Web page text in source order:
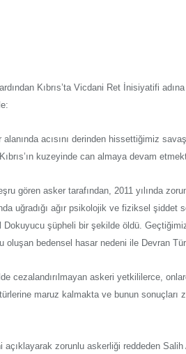
Kıbrıs’ta Vicdani Ret İnisiyatifi
acısını derinden hissettiğimiz
kuzeyinde can almaya devam
gören asker tarafından, 2011 yılında
uğradığı ağır psikolojik ve fiziksel şiddet
Dokuyucu şüpheli bir şekilde öldü.
oluşan bedensel hasar nedeni ile Devran
cezalandırılmayan askeri yetkililerce,
maruz kalmakta ve bunun sonuçları
açıklayarak zorunlu askerliği reddeden